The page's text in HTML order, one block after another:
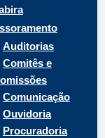
Auditorias
Comitês e
Comunicação
Ouvidoria
Procuradoria